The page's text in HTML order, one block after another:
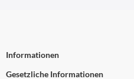
Informationen
Gesetzliche Informationen